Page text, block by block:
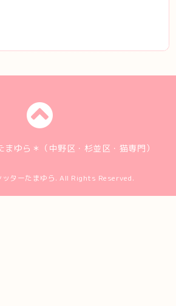
まゆら＊（中野区・杉並区・猫専門）
ターたまゆら. All Rights Reserved.